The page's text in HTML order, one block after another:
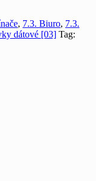
, 7.3. Biuro, 7.3.
dátové [03] Tag: